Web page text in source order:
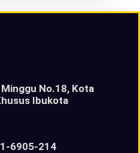
No.18, Kota
Ibukota
6905-214